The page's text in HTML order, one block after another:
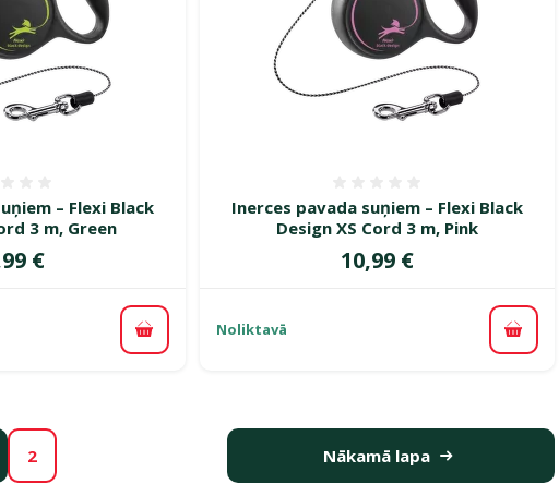
– Flexi Black
3 m, Green
€
Pievienot grozam
Inerces pavada suņiem – Flexi Black
Design XS Cord 3 m, Pink
Cena
10,99 €
Noliktavā
2 Nākamā lapa